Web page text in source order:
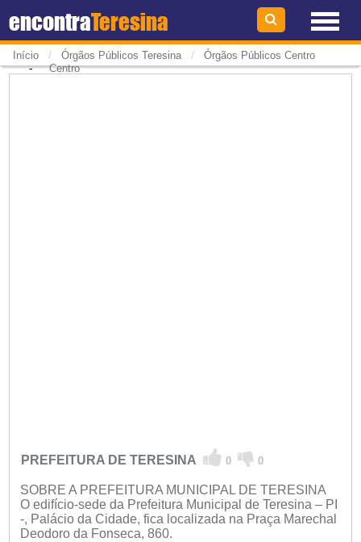
encontraTeresina
Início / Órgãos Públicos Teresina / Órgãos Públicos Centro
-Centro
PREFEITURA DE TERESINA 0 0
SOBRE A PREFEITURA MUNICIPAL DE TERESINA
O edifício-sede da Prefeitura Municipal de Teresina – PI
-, Palácio da Cidade, fica localizada na Praça Marechal
Deodoro da Fonseca, 860.